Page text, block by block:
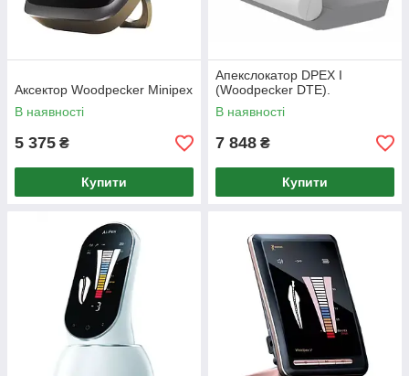
Аксектор Woodpecker Minipex
В наявності
5 375 ₴
Купити
Апекслокатор DPEX I
(Woodpecker DTE).
В наявності
7 848 ₴
Купити